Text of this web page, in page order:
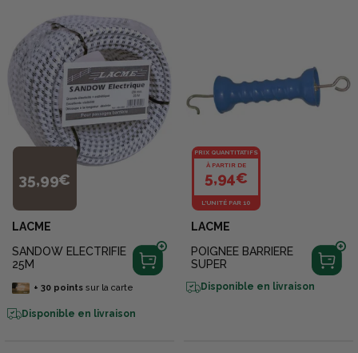
35,99€
LACME
SANDOW ELECTRIFIE
25M
+ 30pointssur la carte
Disponible en livraison
PRIX QUANTITATIFS
À PARTIR DE
5,94€
L'UNITÉ PAR 10
LACME
POIGNEE BARRIERE
SUPER
Disponible en livraison